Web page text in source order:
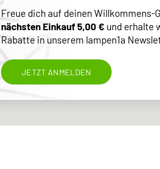
Freue dich auf deinen Willkommens-
nächsten Einkauf 5,00 € und erhalte
Rabatte in unserem lampen1a
JETZT ANMELDEN